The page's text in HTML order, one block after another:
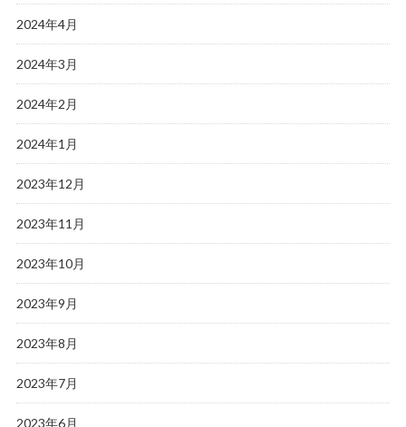
2024年4月
2024年3月
2024年2月
2024年1月
2023年12月
2023年11月
2023年10月
2023年9月
2023年8月
2023年7月
2023年6月